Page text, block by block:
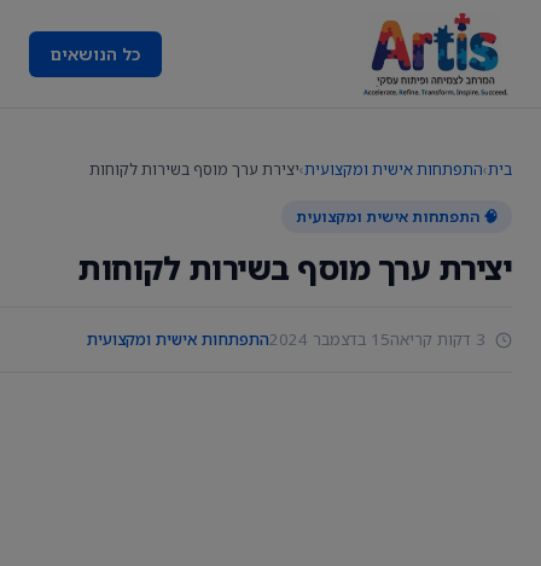
כל הנושאים
בית›התפתחות אישית ומקצועית›יצירת ערך מוסף בשירות לקוחות
🧠 התפתחות אישית ומקצועית
יצירת ערך מוסף בשירות לקוחות
15 בדצמבר 2024 התפתחות אישית ומקצועית